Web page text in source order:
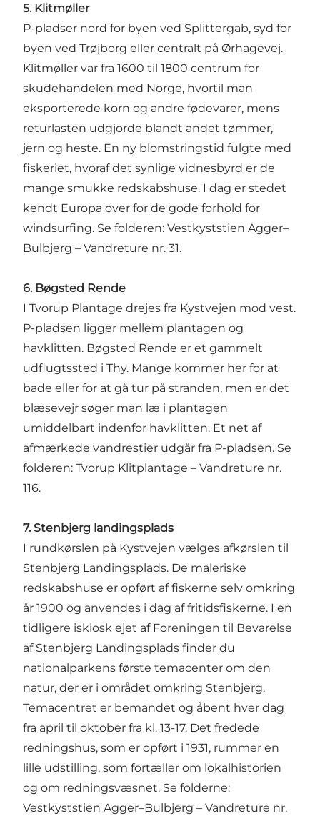
5. Klitmøller
P-pladser nord for byen ved Splittergab, syd for
byen ved Trøjborg eller centralt på Ørhagevej.
Klitmøller var fra 1600 til 1800 centrum for
skudehandelen med Norge, hvortil man
eksporterede korn og andre fødevarer, mens
returlasten udgjorde blandt andet tømmer,
jern og heste. En ny blomstringstid fulgte med
fiskeriet, hvoraf det synlige vidnesbyrd er de
mange smukke redskabshuse. I dag er stedet
kendt Europa over for de gode forhold for
windsurfing. Se folderen: Vestkyststien Agger–
Bulbjerg – Vandreture nr. 31.
6. Bøgsted Rende
I Tvorup Plantage drejes fra Kystvejen mod vest.
P-pladsen ligger mellem plantagen og
havklitten. Bøgsted Rende er et gammelt
udflugtssted i Thy. Mange kommer her for at
bade eller for at gå tur på stranden, men er det
blæsevejr søger man læ i plantagen
umiddelbart indenfor havklitten. Et net af
afmærkede vandrestier udgår fra P-pladsen. Se
folderen: Tvorup Klitplantage – Vandreture nr.
116.
7. Stenbjerg landingsplads
I rundkørslen på Kystvejen vælges afkørslen til
Stenbjerg Landingsplads. De maleriske
redskabshuse er opført af fiskerne selv omkring
år 1900 og anvendes i dag af fritidsfiskerne. I en
tidligere iskiosk ejet af Foreningen til Bevarelse
af Stenbjerg Landingsplads finder du
nationalparkens første temacenter om den
natur, der er i området omkring Stenbjerg.
Temacentret er bemandet og åbent hver dag
fra april til oktober fra kl. 13-17. Det fredede
redningshus, som er opført i 1931, rummer en
lille udstilling, som fortæller om lokalhistorien
og om redningsvæsnet. Se folderne:
Vestkyststien Agger–Bulbjerg – Vandreture nr.